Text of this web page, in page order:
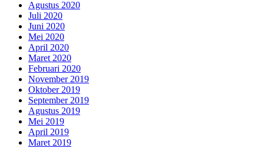
Agustus 2020
Juli 2020
Juni 2020
Mei 2020
April 2020
Maret 2020
Februari 2020
November 2019
Oktober 2019
September 2019
Agustus 2019
Mei 2019
April 2019
Maret 2019